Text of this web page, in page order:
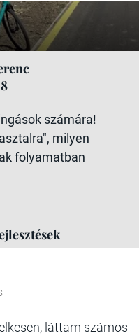
számára!
milyen
folyamatban
láttam számos